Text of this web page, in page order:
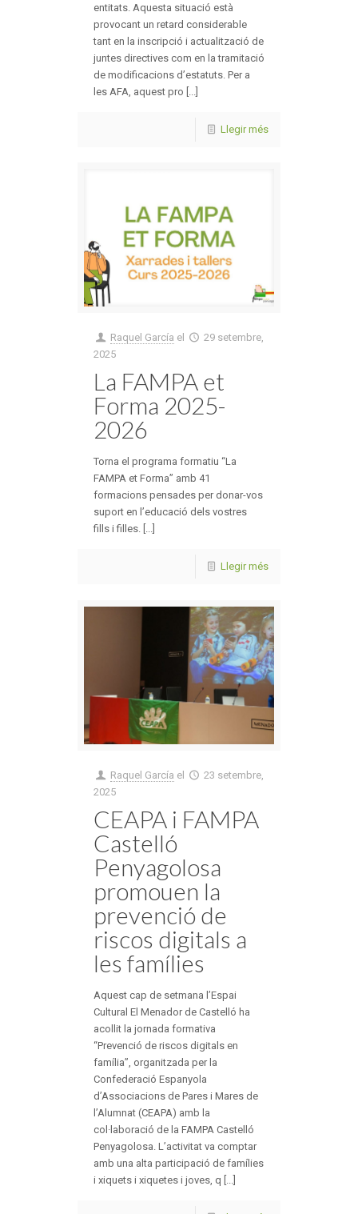
entitats. Aquesta situació està
provocant un retard considerable
tant en la inscripció i actualització de
juntes directives com en la tramitació
de modificacions d’estatuts. Per a
les AFA, aquest pro [...]
Llegir més
Raquel García el
29 setembre,
2025
La FAMPA et
Forma 2025-
2026
Torna el programa formatiu “La
FAMPA et Forma” amb 41
formacions pensades per donar-vos
suport en l’educació dels vostres
fills i filles. [...]
Llegir més
Raquel García el
23 setembre,
2025
CEAPA i FAMPA
Castelló
Penyagolosa
promouen la
prevenció de
riscos digitals a
les famílies
Aquest cap de setmana l’Espai
Cultural El Menador de Castelló ha
acollit la jornada formativa
“Prevenció de riscos digitals en
família”, organitzada per la
Confederació Espanyola
d’Associacions de Pares i Mares de
l’Alumnat (CEAPA) amb la
col·laboració de la FAMPA Castelló
Penyagolosa. L’activitat va comptar
amb una alta participació de famílies
i xiquets i xiquetes i joves, q [...]